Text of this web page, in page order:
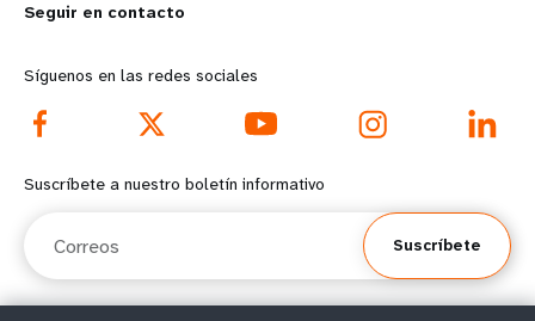
o
r
e
f
o
d
o
t
Seguir en contacto
Síguenos en las redes sociales
Suscríbete a nuestro boletín informativo
Suscríbete